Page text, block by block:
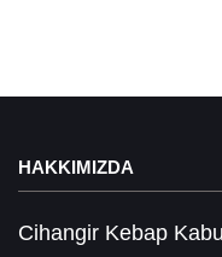
HAKKIMIZDA
Cihangir Kebap